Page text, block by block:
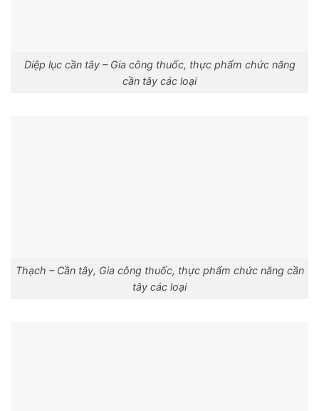
Diệp lục cần tây – Gia công thuốc, thực phẩm chức năng
cần tây các loại
Thạch – Cần tây, Gia công thuốc, thực phẩm chức năng cần
tây các loại